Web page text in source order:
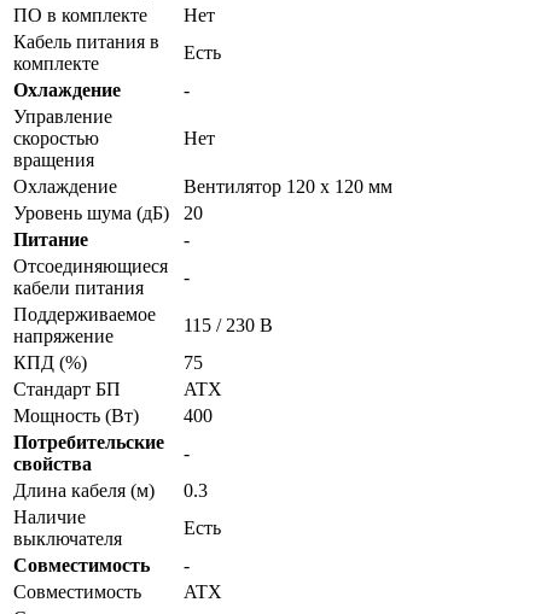
ПО в комплекте
Нет
Кабель питания в
комплекте
Есть
Охлаждение
-
Управление
скоростью
вращения
Нет
Охлаждение
Вентилятор 120 x 120 мм
Уровень шума (дБ)
20
Питание
-
Отсоединяющиеся
кабели питания
-
Поддерживаемое
напряжение
115 / 230 В
КПД (%)
75
Стандарт БП
ATX
Мощность (Вт)
400
Потребительские
свойства
-
Длина кабеля (м)
0.3
Наличие
выключателя
Есть
Совместимость
-
Совместимость
ATX